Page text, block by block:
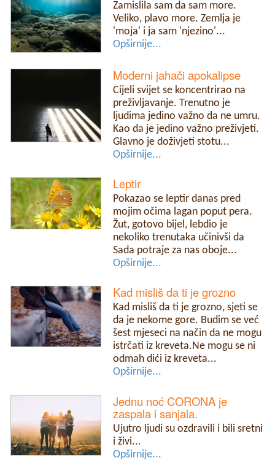
Zamislila sam da sam more.
Veliko, plavo more. Zemlja je
'moja' i ja sam 'njezino'...
Opširnije...
Moderni jahači apokalipse
Cijeli svijet se koncentrirao na
preživljavanje. Trenutno je
ljudima jedino važno da ne umru.
Kao da je jedino važno preživjeti.
Glavno je doživjeti stotu...
Opširnije...
Leptir
Pokazao se leptir danas pred
mojim očima lagan poput pera.
Žut, gotovo bijel, lebdio je
nekoliko trenutaka učinivši da
Sada potraje za nas oboje...
Opširnije...
Kad misliš da ti je grozno
Kad misliš da ti je grozno, sjeti se
da je nekome gore. Budim se već
šest mjeseci na način da ne mogu
istrčati iz kreveta.Ne mogu se ni
odmah dići iz kreveta...
Opširnije...
Jednu noć CORONA je
zaspala i sanjala.
Ujutro ljudi su ozdravili i bili sretni
i živi...
Opširnije...